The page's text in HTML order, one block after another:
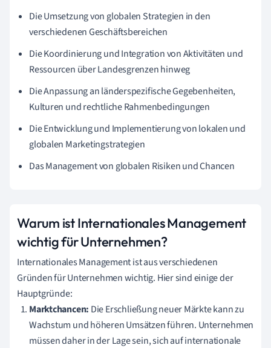
Die Umsetzung von globalen Strategien in den
verschiedenen Geschäftsbereichen
Die Koordinierung und Integration von Aktivitäten und
Ressourcen über Landesgrenzen hinweg
Die Anpassung an länderspezifische Gegebenheiten,
Kulturen und rechtliche Rahmenbedingungen
Die Entwicklung und Implementierung von lokalen und
globalen Marketingstrategien
Das Management von globalen Risiken und Chancen
Warum ist Internationales Management
wichtig für Unternehmen?
Internationales Management ist aus verschiedenen
Gründen für Unternehmen wichtig. Hier sind einige der
Hauptgründe:
Marktchancen: Die Erschließung neuer Märkte kann zu
Wachstum und höheren Umsätzen führen. Unternehmen
müssen daher in der Lage sein, sich auf internationale